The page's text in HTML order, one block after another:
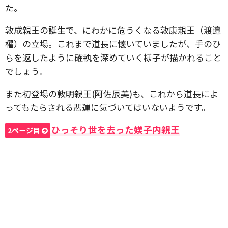
た。
敦成親王の誕生で、にわかに危うくなる敦康親王（渡邉
櫂）の立場。これまで道長に懐いていましたが、手のひ
らを返したように確執を深めていく様子が描かれること
でしょう。
また初登場の敦明親王(阿佐辰美)も、これから道長によ
ってもたらされる悲運に気づいてはいないようです。
2ページ目 ひっそり世を去った媄子内親王